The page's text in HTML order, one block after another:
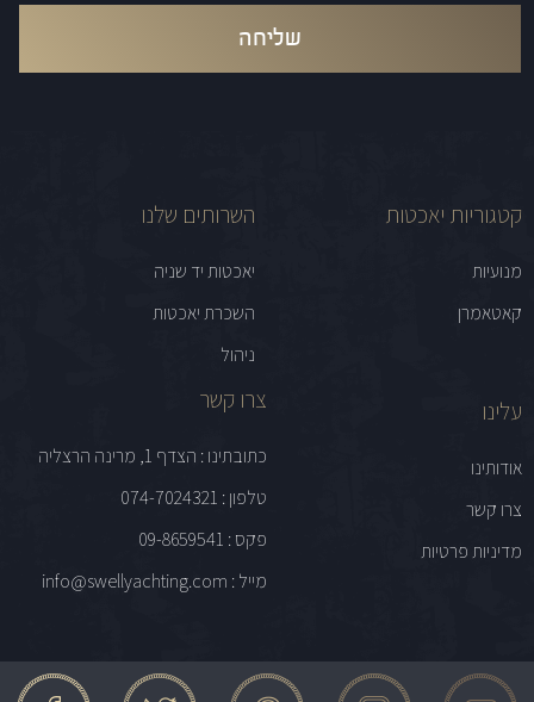
קטגוריות יאכטות
מנועיות
קאטאמרן
השרותים שלנו
יאכטות יד שניה
השכרת יאכטות
ניהול
עלינו
אודותינו
צרו קשר
מדיניות פרטיות
צרו קשר
כתובתינו : הצדף 1, מרינה הרצליה
טלפון : 074-7024321
פקס : 09-8659541
מייל : info@swellyachting.com